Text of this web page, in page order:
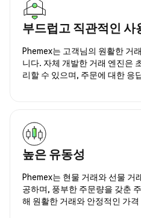
부드럽고 직관적인 사
Phemex는 고객님의 원활한 거
니다. 자체 개발한 거래 엔진은
리할 수 있으며, 주문에 대한 응
높은 유동성
Phemex는 현물 거래와 선물 거
공하며, 풍부한 주문량을 갖춘
해 원활한 거래와 안정적인 가